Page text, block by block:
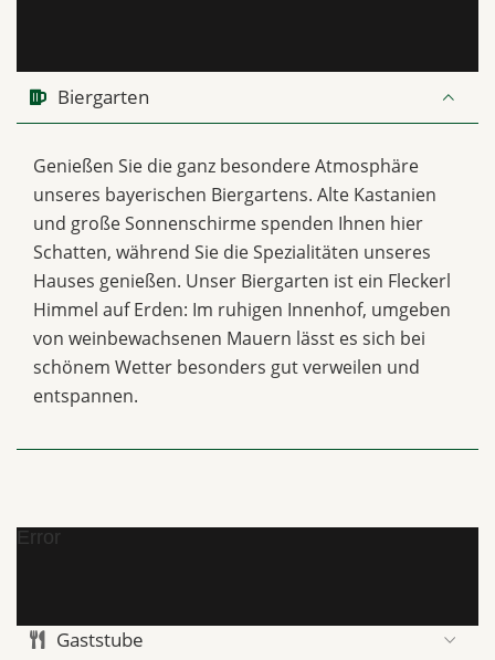
Biergarten
Genießen Sie die ganz besondere Atmosphäre
unseres bayerischen Biergartens. Alte Kastanien
und große Sonnenschirme spenden Ihnen hier
Schatten, während Sie die Spezialitäten unseres
Hauses genießen. Unser Biergarten ist ein Fleckerl
Himmel auf Erden: Im ruhigen Innenhof, umgeben
von weinbewachsenen Mauern lässt es sich bei
schönem Wetter besonders gut verweilen und
entspannen.
Error
Gaststube